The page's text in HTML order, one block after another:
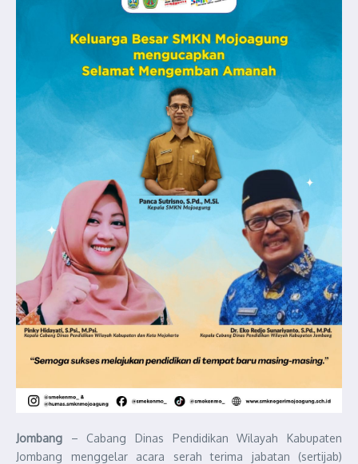
Jombang – Cabang Dinas Pendidikan Wilayah Kabupaten
Jombang menggelar acara serah terima jabatan (sertijab)